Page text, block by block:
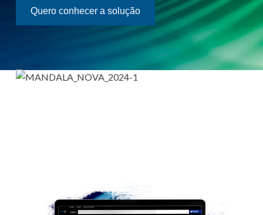
Quero conhecer a solução